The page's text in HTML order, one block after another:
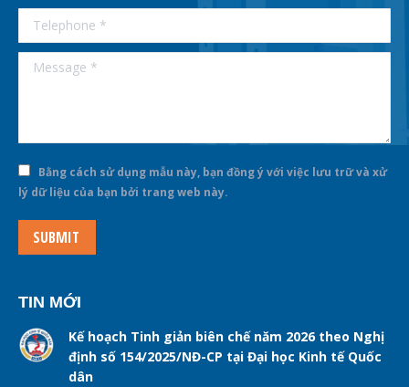
Telephone *
Message *
Bằng cách sử dụng mẫu này, bạn đồng ý với việc lưu trữ và xử
lý dữ liệu của bạn bởi trang web này.
SUBMIT
TIN MỚI
Kế hoạch Tinh giản biên chế năm 2026 theo Nghị
định số 154/2025/NĐ-CP tại Đại học Kinh tế Quốc
dân